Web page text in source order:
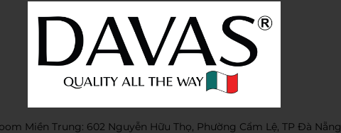
Miền Trung: 602 Nguyễn Hữu Thọ, Phường Cẩm Lệ, TP Đà Nẵng